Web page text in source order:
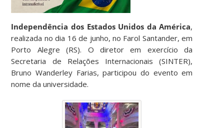
Independência dos Estados Unidos da América,
realizada no dia 16 de junho, no Farol Santander, em
Porto Alegre (RS). O diretor em exercício da
Secretaria de Relações Internacionais (SINTER),
Bruno Wanderley Farias, participou do evento em
nome da universidade.